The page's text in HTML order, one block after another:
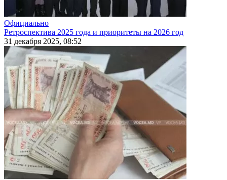
Официально
Ретроспектива 2025 года и приоритеты на 2026 год
31 декабря 2025, 08:52